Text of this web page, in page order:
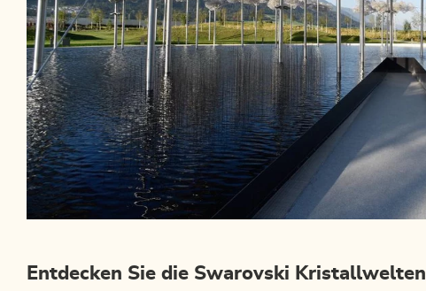
Entdecken Sie die Swarovski Kristallwelten